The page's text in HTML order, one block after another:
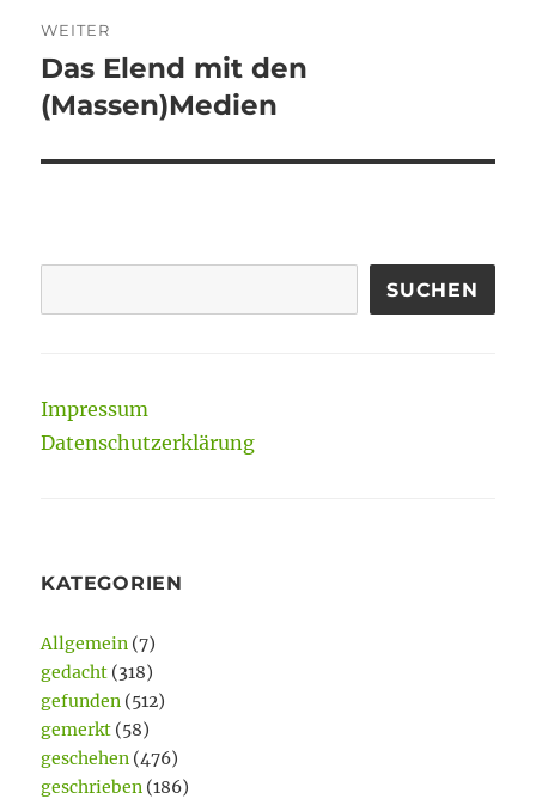
WEITER
Nächster
Beitrag:
Das Elend mit den
(Massen)Medien
SUCHEN
Impressum
Datenschutzerklärung
KATEGORIEN
Allgemein (7)
gedacht (318)
gefunden (512)
gemerkt (58)
geschehen (476)
geschrieben (186)